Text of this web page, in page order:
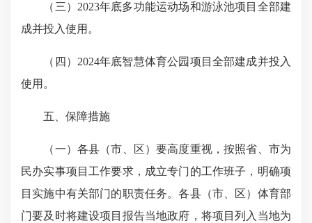
（三）2023年底多功能运动场和游泳池项目全部建
成并投入使用。
（四）2024年底智慧体育公园项目全部建成并投入
使用。
五、保障措施
（一）各县（市、区）要高度重视，按照省、市为
民办实事项目工作要求，成立专门的工作班子，明确项
目实施中有关部门的职责任务。各县（市、区）体育部
门要及时将建设项目报告当地政府，将项目列入当地为